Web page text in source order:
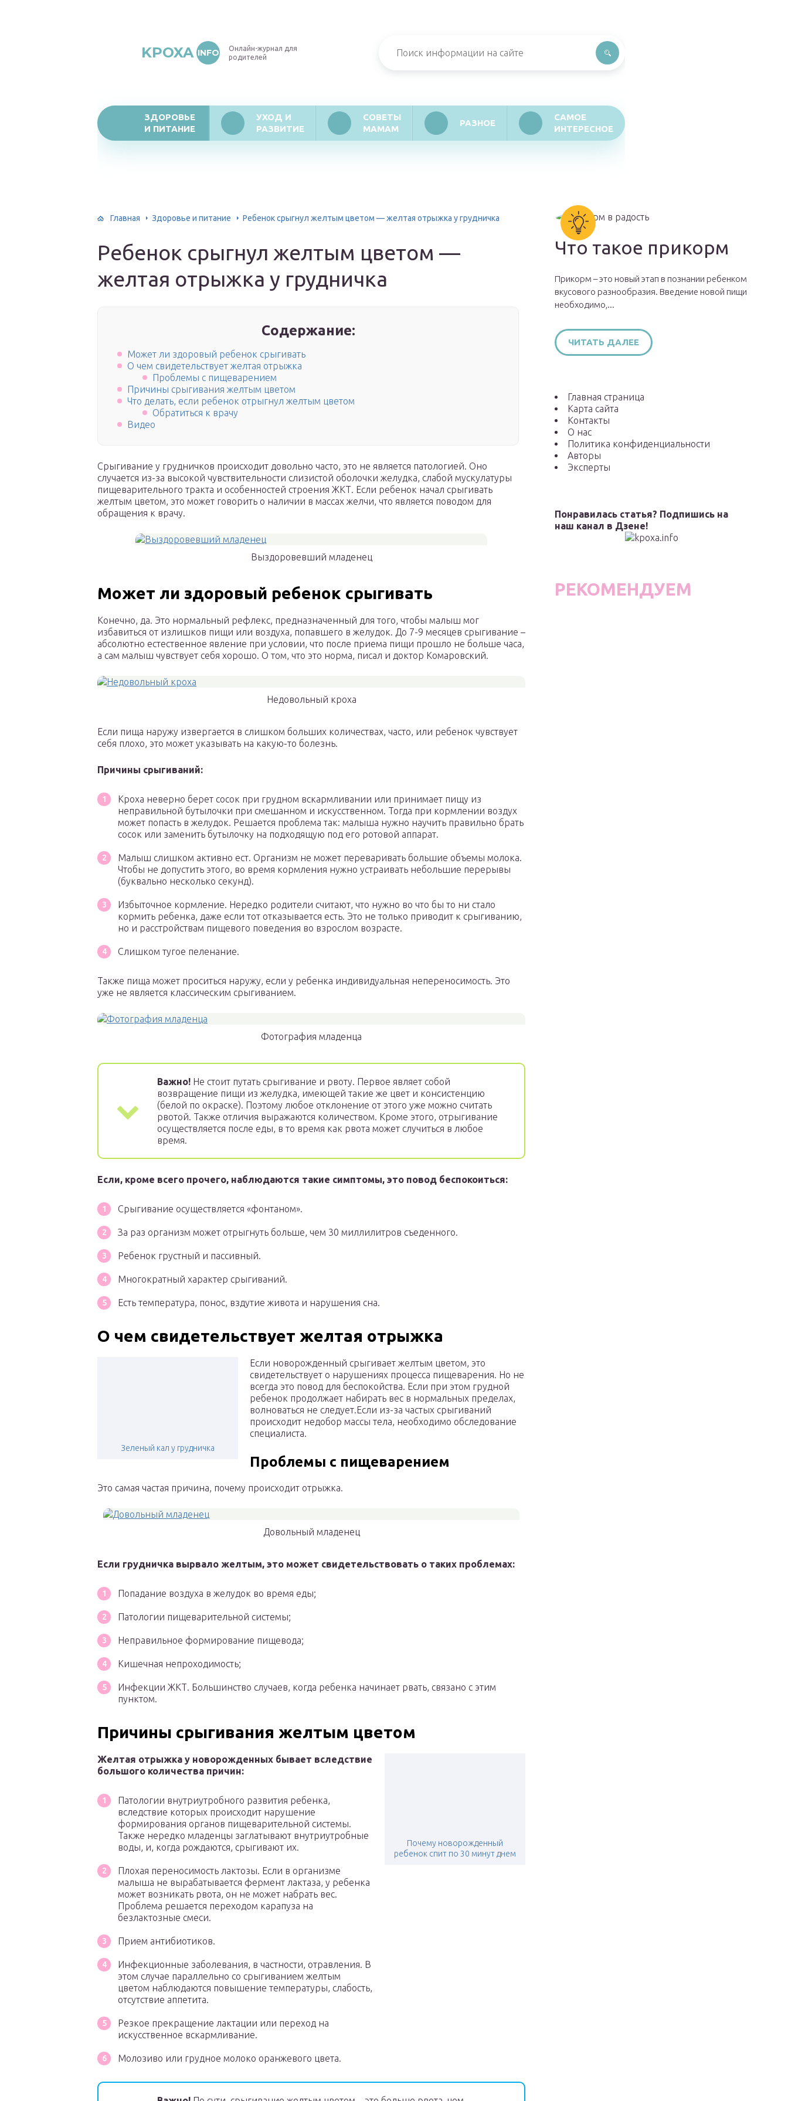
KPOXA INFO
Онлайн-журнал для
родителей
ЗДОРОВЬЕ
И ПИТАНИЕ
УХОД И
РАЗВИТИЕ
СОВЕТЫ
МАМАМ
РАЗНОЕ
САМОЕ
ИНТЕРЕСНОЕ
Главная Здоровье и питание Ребенок срыгнул желтым цветом — желтая отрыжка у грудничка
Ребенок срыгнул желтым цветом —
желтая отрыжка у грудничка
Содержание:
Может ли здоровый ребенок срыгивать
О чем свидетельствует желтая отрыжка
Проблемы с пищеварением
Причины срыгивания желтым цветом
Что делать, если ребенок отрыгнул желтым цветом
Обратиться к врачу
Видео
Срыгивание у грудничков происходит довольно часто, это не является патологией. Оно
случается из-за высокой чувствительности слизистой оболочки желудка, слабой мускулатуры
пищеварительного тракта и особенностей строения ЖКТ. Если ребенок начал срыгивать
желтым цветом, это может говорить о наличии в массах желчи, что является поводом для
обращения к врачу.
Выздоровевший младенец
Может ли здоровый ребенок срыгивать
Конечно, да. Это нормальный рефлекс, предназначенный для того, чтобы малыш мог
избавиться от излишков пищи или воздуха, попавшего в желудок. До 7-9 месяцев срыгивание –
абсолютно естественное явление при условии, что после приема пищи прошло не больше часа,
а сам малыш чувствует себя хорошо. О том, что это норма, писал и доктор Комаровский.
Недовольный кроха
Если пища наружу извергается в слишком больших количествах, часто, или ребенок чувствует
себя плохо, это может указывать на какую-то болезнь.
Причины срыгиваний:
Кроха неверно берет сосок при грудном вскармливании или принимает пищу из
неправильной бутылочки при смешанном и искусственном. Тогда при кормлении воздух
может попасть в желудок. Решается проблема так: малыша нужно научить правильно брать
сосок или заменить бутылочку на подходящую под его ротовой аппарат.
Малыш слишком активно ест. Организм не может переваривать большие объемы молока.
Чтобы не допустить этого, во время кормления нужно устраивать небольшие перерывы
(буквально несколько секунд).
Избыточное кормление. Нередко родители считают, что нужно во что бы то ни стало
кормить ребенка, даже если тот отказывается есть. Это не только приводит к срыгиванию,
но и расстройствам пищевого поведения во взрослом возрасте.
Слишком тугое пеленание.
Также пища может проситься наружу, если у ребенка индивидуальная непереносимость. Это
уже не является классическим срыгиванием.
Фотография младенца
Важно! Не стоит путать срыгивание и рвоту. Первое являет собой
возвращение пищи из желудка, имеющей такие же цвет и консистенцию
(белой по окраске). Поэтому любое отклонение от этого уже можно считать
рвотой. Также отличия выражаются количеством. Кроме этого, отрыгивание
осуществляется после еды, в то время как рвота может случиться в любое
время.
Если, кроме всего прочего, наблюдаются такие симптомы, это повод беспокоиться:
Срыгивание осуществляется «фонтаном».
За раз организм может отрыгнуть больше, чем 30 миллилитров съеденного.
Ребенок грустный и пассивный.
Многократный характер срыгиваний.
Есть температура, понос, вздутие живота и нарушения сна.
О чем свидетельствует желтая отрыжка
Зеленый кал у грудничка
Если новорожденный срыгивает желтым цветом, это
свидетельствует о нарушениях процесса пищеварения. Но не
всегда это повод для беспокойства. Если при этом грудной
ребенок продолжает набирать вес в нормальных пределах,
волноваться не следует.Если из-за частых срыгиваний
происходит недобор массы тела, необходимо обследование
специалиста.
Проблемы с пищеварением
Это самая частая причина, почему происходит отрыжка.
Довольный младенец
Если грудничка вырвало желтым, это может свидетельствовать о таких проблемах:
Попадание воздуха в желудок во время еды;
Патологии пищеварительной системы;
Неправильное формирование пищевода;
Кишечная непроходимость;
Инфекции ЖКТ. Большинство случаев, когда ребенка начинает рвать, связано с этим
пунктом.
Причины срыгивания желтым цветом
Почему новорожденный
ребенок спит по 30 минут днем
Желтая отрыжка у новорожденных бывает вследствие
большого количества причин:
Патологии внутриутробного развития ребенка,
вследствие которых происходит нарушение
формирования органов пищеварительной системы.
Также нередко младенцы заглатывают внутриутробные
воды, и, когда рождаются, срыгивают их.
Плохая переносимость лактозы. Если в организме
малыша не вырабатывается фермент лактаза, у ребенка
может возникать рвота, он не может набрать вес.
Проблема решается переходом карапуза на
безлактозные смеси.
Прием антибиотиков.
Инфекционные заболевания, в частности, отравления. В
этом случае параллельно со срыгиванием желтым
цветом наблюдаются повышение температуры, слабость,
отсутствие аппетита.
Резкое прекращение лактации или переход на
искусственное вскармливание.
Молозиво или грудное молоко оранжевого цвета.
Что такое прикорм
Прикорм – это новый этап в познании ребенком
вкусового разнообразия. Введение новой пищи
необходимо,...
ЧИТАТЬ ДАЛЕЕ
Главная страница
Карта сайта
Контакты
О нас
Политика конфиденциальности
Авторы
Эксперты
Понравилась статья? Подпишись на
наш канал в Дзене!
РЕКОМЕНДУЕМ